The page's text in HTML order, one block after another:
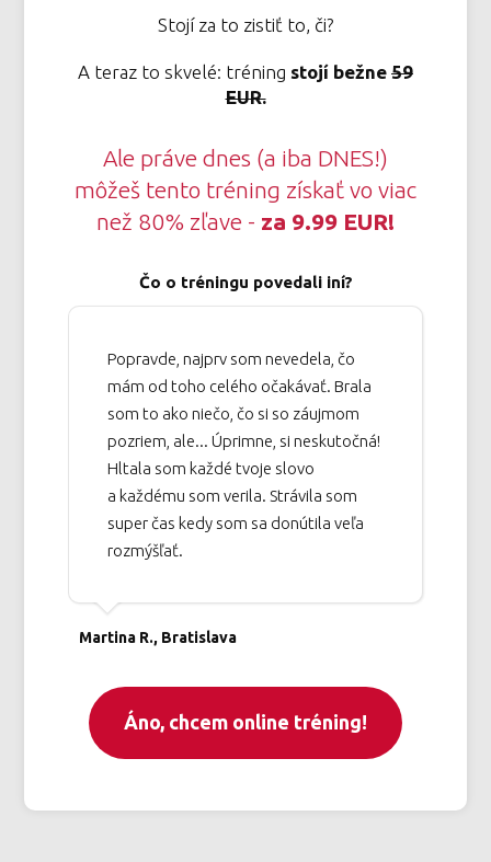
Stojí za to zistiť to, či?
A teraz to skvelé: tréning stojí bežne 59
EUR.
Ale práve dnes (a iba DNES!)
môžeš tento tréning získať vo viac
než 80% zľave - za 9.99 EUR!
Čo o tréningu povedali iní?
Popravde, najprv som nevedela, čo
mám od toho celého očakávať. Brala
som to ako niečo, čo si so záujmom
pozriem, ale... Úprimne, si neskutočná!
Hltala som každé tvoje slovo
a každému som verila. Strávila som
super čas kedy som sa donútila veľa
rozmýšľať.
Martina R., Bratislava
Áno, chcem online tréning!